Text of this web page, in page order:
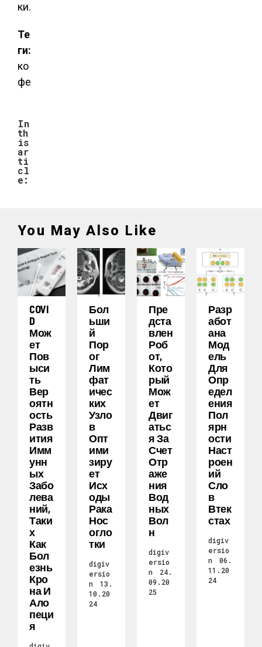
ки.
Те
ги:
ко
фе
In
th
is
ar
ti
cl
e:
You May Also Like
COVI
D
Мож
Ет
Пов
Ыси
Ть
Вер
Оятн
Ость
Разв
Ития
Имм
Унн
Ых
Забо
Лева
Ний,
Таки
Х
Как
Бол
Езнь
Кро
На И
Ало
Пеци
Я
Бол
Ьши
Й
Пор
Ог
Лим
Фат
Ичес
Ких
Узло
В
Опт
Ими
Зиру
Ет
Исх
Оды
Рака
Нос
Огло
Тки
digiv
ersio
n
13.
10.20
24
Пре
Дста
Влен
Роб
От,
Кото
Рый
Мож
Ет
Двиг
Атьс
Я За
Счет
Отр
Аже
Ния
Вод
Ных
Вол
Н
digiv
ersio
n
24.
09.20
25
Разр
Абот
Ана
Мод
Ель
Для
Опр
Едел
Ения
Пол
Ярн
Ости
Наст
Роен
Ий
Сло
В
Втек
Стах
digiv
ersio
n
06.
11.20
24